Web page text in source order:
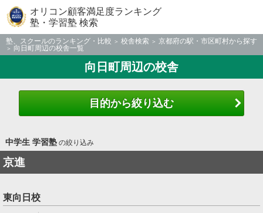
オリコン顧客満足度ランキング
塾・学習塾 検索
塾、スクールのランキング・比較 校舎検索
京都府の駅・市区町村から探す
向日町周辺の校舎一覧
向日町周辺の校舎
目的から絞り込む
中学生 学習塾の絞り込み
京進
東向日校